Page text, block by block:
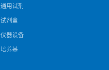
通用试剂
试剂盒
仪器设备
培养基